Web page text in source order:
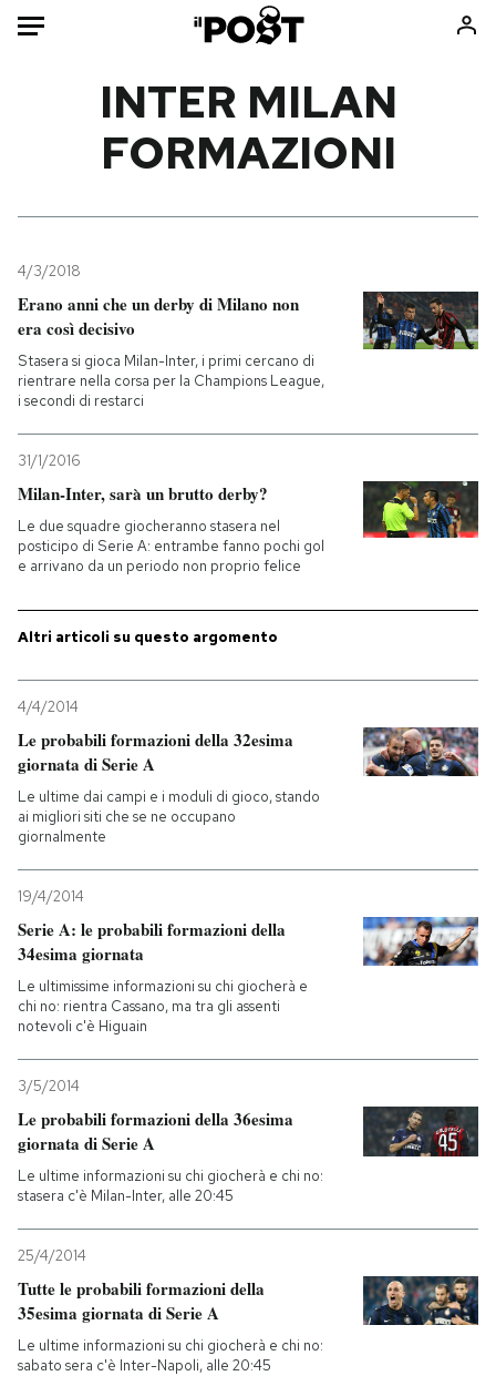
Mondo
Tecnologia
Internet
Cultura
Economia
Libri
Ok Boomer!
Europa
PODCAST
NEWSLETTER
I MIEI PREFERITI
SHOP
CALENDARIO
AREA PERSONALE
Entra
INTER MILAN
FORMAZIONI
4/3/2018
Erano anni che un derby di Milano non
era così decisivo
Stasera si gioca Milan-Inter, i primi cercano di
rientrare nella corsa per la Champions League,
i secondi di restarci
31/1/2016
Milan-Inter, sarà un brutto derby?
Le due squadre giocheranno stasera nel
posticipo di Serie A: entrambe fanno pochi gol
e arrivano da un periodo non proprio felice
Altri articoli su questo argomento
4/4/2014
Le probabili formazioni della 32esima
giornata di Serie A
Le ultime dai campi e i moduli di gioco, stando
ai migliori siti che se ne occupano
giornalmente
19/4/2014
Serie A: le probabili formazioni della
34esima giornata
Le ultimissime informazioni su chi giocherà e
chi no: rientra Cassano, ma tra gli assenti
notevoli c'è Higuain
3/5/2014
Le probabili formazioni della 36esima
giornata di Serie A
Le ultime informazioni su chi giocherà e chi no:
stasera c'è Milan-Inter, alle 20:45
25/4/2014
Tutte le probabili formazioni della
35esima giornata di Serie A
Le ultime informazioni su chi giocherà e chi no:
sabato sera c'è Inter-Napoli, alle 20:45